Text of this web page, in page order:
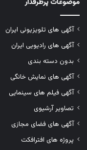
آگهی های تلویزیونی ایران
آگهی های رادیویی ایران
بدون دسته بندی
آگهی های نمایش خانگی
آگهی فیلم های سینمایی
تصاویر آرشیوی
آگهی های فضای مجازی
پروژه های افترافکت